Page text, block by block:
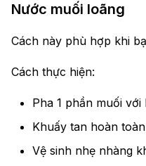
Nước muối loãng
Cách này phù hợp khi
Cách thực hiện:
Pha 1 phần muối
Khuấy tan hoàn
Vệ sinh nhẹ nhàng